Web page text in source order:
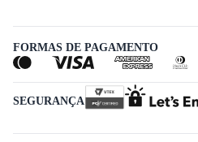
FORMAS DE PAGAMENTO
SEGURANÇA